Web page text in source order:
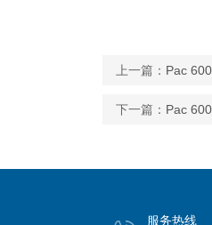
上一篇： Pac
下一篇： Pac
服务热线